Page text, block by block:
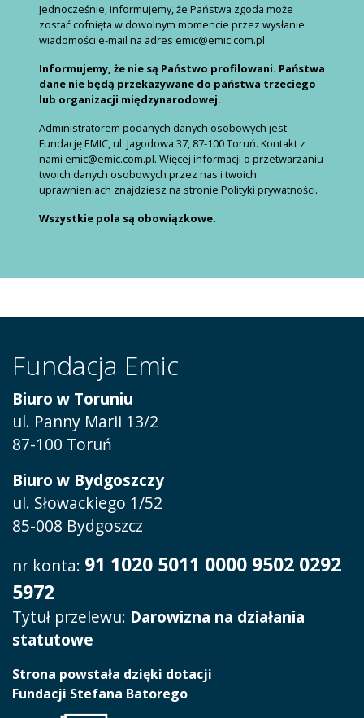
Jednocześnie, informujemy, że Państwa zgoda może
zostać cofnięta w dowolnym momencie przez wysłanie
wiadomości e-mail na adres emic@emic.com.pl.
Informujemy, że nie są Państwo profilowani. Państwa
dane nie będą przekazywane do państwa trzeciego
lub organizacji międzynarodowej.
Administratorem podanych danych osobowych jest
Fundację EMIC, ul. Jagodowa 37, 87-100 Toruń. Kontakt z
nami emic@emic.com.pl. Więcej informacji o przetwarzaniu
twoich danych osobowych przez nas i twoich
uprawnieniach znajdziesz na stronie Polityki prywatności.
Wszystkie pola są obowiązkowe.
Fundacja Emic
Biuro w Toruniu
ul. Panny Marii 13/2
87-100 Toruń
Biuro w Bydgoszczy
ul. Słowackiego 1/52
85-008 Bydgoszcz
nr konta: 91 1020 5011 0000 9502 0292
5972
Tytuł przelewu: Darowizna na działania
statutowe
Strona powstała dzięki dotacji
Fundacji Stefana Batorego